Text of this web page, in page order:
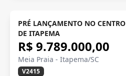
PRÉ LANÇAMENTO
Vídeo
PRÉ LANÇAMENTO NO CENTRO
DE ITAPEMA
R$ 9.789.000,00
Meia Praia - Itapema/SC
V2415